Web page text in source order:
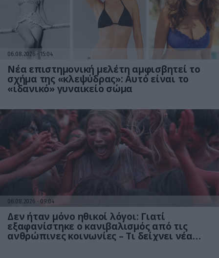
06.08.2026 15:04
Νέα επιστημονική μελέτη αμφισβητεί το
σχήμα της «κλεψύδρας»: Αυτό είναι το
«ιδανικό» γυναικείο σώμα
06.08.2026 09:04
Δεν ήταν μόνο ηθικοί λόγοι: Γιατί
εξαφανίστηκε ο κανιβαλισμός από τις
ανθρώπινες κοινωνίες – Τι δείχνει νέα